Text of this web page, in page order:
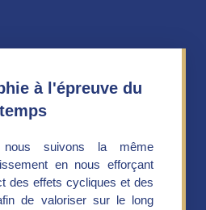
à l'épreuve du
temps
suivons la même
en nous efforçant
des effets cycliques et des
de valoriser sur le long